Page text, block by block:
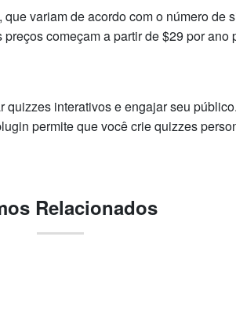
variam de acordo com o número de
começam a partir de $29 por ano
interativos e engajar seu
permite que você crie quizzes
Relacionados